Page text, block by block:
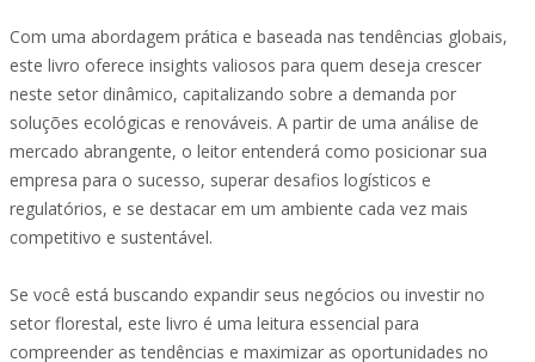
Com uma abordagem prática e baseada nas tendências globais,
este livro oferece insights valiosos para quem deseja crescer
neste setor dinâmico, capitalizando sobre a demanda por
soluções ecológicas e renováveis. A partir de uma análise de
mercado abrangente, o leitor entenderá como posicionar sua
empresa para o sucesso, superar desafios logísticos e
regulatórios, e se destacar em um ambiente cada vez mais
competitivo e sustentável.
Se você está buscando expandir seus negócios ou investir no
setor florestal, este livro é uma leitura essencial para
compreender as tendências e maximizar as oportunidades no